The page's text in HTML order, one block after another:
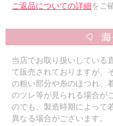
ご返品についての詳細をご
当店でお取り扱いしている
て販売されておりますが、
の粗い部分や糸のほつれ、
のツレ等が見られる場合が
のでも、製造時期によって
異なる場合がございます。